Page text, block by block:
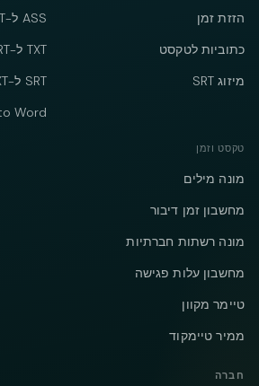
הזזת זמן
כתוביות לטקסט
מיזוג SRT
ASS ל-SRT
TXT ל-SRT
SRT ל-TXT
Word
טקסט וזמן
מונה מילים
מחשבון זמן דיבור
מונה רשתות חברתיות
מחשבון עלות פגישה
טיימר מקוון
ממיר טיימקוד
חברה